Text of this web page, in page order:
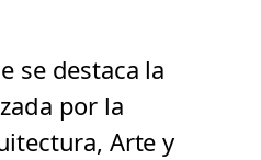
se destaca la
por la
Arte y